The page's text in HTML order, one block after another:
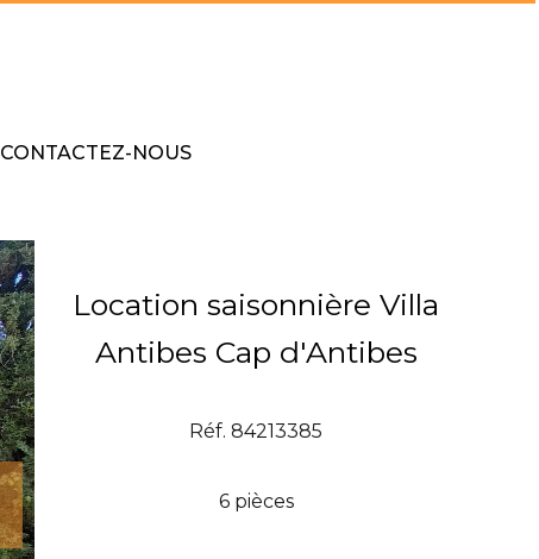
CONTACTEZ-NOUS
Location saisonnière Villa
Antibes Cap d'Antibes
Réf. 84213385
6 pièces